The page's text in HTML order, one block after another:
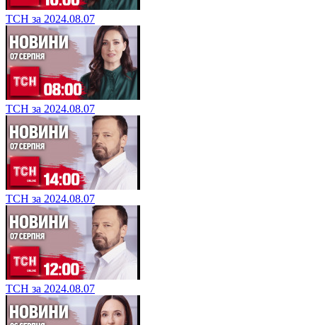
ТСН за 2024.08.07
ТСН за 2024.08.07
ТСН за 2024.08.07
ТСН за 2024.08.07